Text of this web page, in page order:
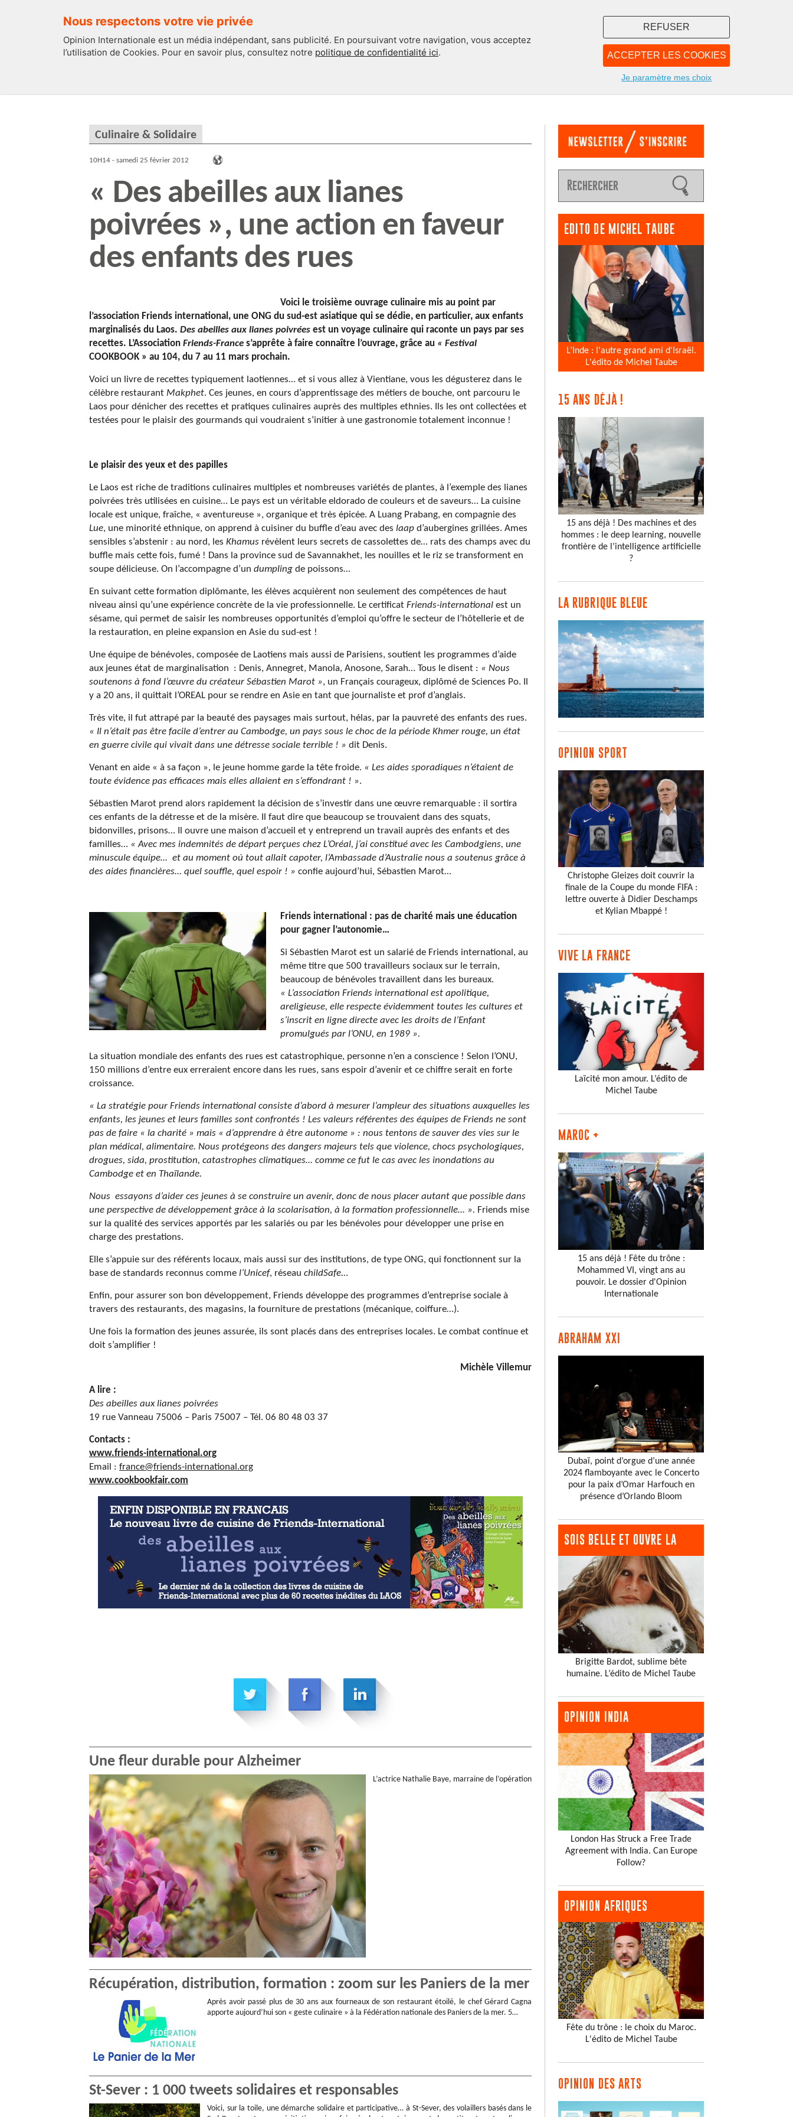
Nous respectons votre vie privée
Opinion Internationale est un média indépendant, sans publicité. En poursuivant votre navigation, vous acceptez
l’utilisation de Cookies. Pour en savoir plus, consultez notre politique de confidentialité ici. ACCEPTER LES COOKIES
REFUSER
Je paramètre mes choix
NOUS
Culinaire & Solidaire
10H14 - samedi 25 février 2012
« Des abeilles aux lianes
poivrées », une action en faveur
des enfants des rues
Voici le troisième ouvrage culinaire mis au point par
l’association Friends international, une ONG du sud-est asiatique qui se dédie, en particulier, aux enfants
marginalisés du Laos. Des abeilles aux lianes poivrées est un voyage culinaire qui raconte un pays par ses
recettes. L’Association Friends-France s’apprête à faire connaître l’ouvrage, grâce au « Festival
COOKBOOK » au 104, du 7 au 11 mars prochain.
Voici un livre de recettes typiquement laotiennes… et si vous allez à Vientiane, vous les dégusterez dans le
célèbre restaurant Makphet. Ces jeunes, en cours d’apprentissage des métiers de bouche, ont parcouru le
Laos pour dénicher des recettes et pratiques culinaires auprès des multiples ethnies. Ils les ont collectées et
testées pour le plaisir des gourmands qui voudraient s’initier à une gastronomie totalement inconnue !
Le plaisir des yeux et des papilles
Le Laos est riche de traditions culinaires multiples et nombreuses variétés de plantes, à l’exemple des lianes
poivrées très utilisées en cuisine… Le pays est un véritable eldorado de couleurs et de saveurs… La cuisine
locale est unique, fraîche, « aventureuse », organique et très épicée. A Luang Prabang, en compagnie des
Lue, une minorité ethnique, on apprend à cuisiner du buffle d’eau avec des laap d’aubergines grillées. Ames
sensibles s’abstenir : au nord, les Khamus révèlent leurs secrets de cassolettes de… rats des champs avec du
buffle mais cette fois, fumé ! Dans la province sud de Savannakhet, les nouilles et le riz se transforment en
soupe délicieuse. On l’accompagne d’un dumpling de poissons…
En suivant cette formation diplômante, les élèves acquièrent non seulement des compétences de haut
niveau ainsi qu’une expérience concrète de la vie professionnelle. Le certificat Friends-international est un
sésame, qui permet de saisir les nombreuses opportunités d’emploi qu’offre le secteur de l’hôtellerie et de
la restauration, en pleine expansion en Asie du sud-est !
Une équipe de bénévoles, composée de Laotiens mais aussi de Parisiens, soutient les programmes d’aide
aux jeunes état de marginalisation : Denis, Annegret, Manola, Anosone, Sarah… Tous le disent : « Nous
soutenons à fond l’œuvre du créateur Sébastien Marot », un Français courageux, diplômé de Sciences Po. Il
y a 20 ans, il quittait l’OREAL pour se rendre en Asie en tant que journaliste et prof d’anglais.
Très vite, il fut attrapé par la beauté des paysages mais surtout, hélas, par la pauvreté des enfants des rues.
« Il n’était pas être facile d’entrer au Cambodge, un pays sous le choc de la période Khmer rouge, un état
en guerre civile qui vivait dans une détresse sociale terrible ! » dit Denis.
Venant en aide « à sa façon », le jeune homme garde la tête froide. « Les aides sporadiques n’étaient de
toute évidence pas efficaces mais elles allaient en s’effondrant ! ».
Sébastien Marot prend alors rapidement la décision de s’investir dans une œuvre remarquable : il sortira
ces enfants de la détresse et de la misère. Il faut dire que beaucoup se trouvaient dans des squats,
bidonvilles, prisons… Il ouvre une maison d’accueil et y entreprend un travail auprès des enfants et des
familles… « Avec mes indemnités de départ perçues chez L’Oréal, j’ai constitué avec les Cambodgiens, une
minuscule équipe… et au moment où tout allait capoter, l’Ambassade d’Australie nous a soutenus grâce à
des aides financières… quel souffle, quel espoir ! » confie aujourd’hui, Sébastien Marot…
Friends international : pas de charité mais une éducation
pour gagner l’autonomie…
Si Sébastien Marot est un salarié de Friends international, au
même titre que 500 travailleurs sociaux sur le terrain,
beaucoup de bénévoles travaillent dans les bureaux.
« L’association Friends international est apolitique,
areligieuse, elle respecte évidemment toutes les cultures et
s’inscrit en ligne directe avec les droits de l’Enfant
promulgués par l’ONU, en 1989 ».
La situation mondiale des enfants des rues est catastrophique, personne n’en a conscience ! Selon l’ONU,
150 millions d’entre eux erreraient encore dans les rues, sans espoir d’avenir et ce chiffre serait en forte
croissance.
« La stratégie pour Friends international consiste d’abord à mesurer l’ampleur des situations auxquelles les
enfants, les jeunes et leurs familles sont confrontés ! Les valeurs référentes des équipes de Friends ne sont
pas de faire « la charité » mais « d’apprendre à être autonome » : nous tentons de sauver des vies sur le
plan médical, alimentaire. Nous protégeons des dangers majeurs tels que violence, chocs psychologiques,
drogues, sida, prostitution, catastrophes climatiques… comme ce fut le cas avec les inondations au
Cambodge et en Thaïlande.
Nous essayons d’aider ces jeunes à se construire un avenir, donc de nous placer autant que possible dans
une perspective de développement grâce à la scolarisation, à la formation professionnelle… ». Friends mise
sur la qualité des services apportés par les salariés ou par les bénévoles pour développer une prise en
charge des prestations.
Elle s’appuie sur des référents locaux, mais aussi sur des institutions, de type ONG, qui fonctionnent sur la
base de standards reconnus comme l’Unicef, réseau childSafe...
Enfin, pour assurer son bon développement, Friends développe des programmes d’entreprise sociale à
travers des restaurants, des magasins, la fourniture de prestations (mécanique, coiffure…).
Une fois la formation des jeunes assurée, ils sont placés dans des entreprises locales. Le combat continue et
doit s’amplifier !
Michèle Villemur
A lire :
Des abeilles aux lianes poivrées
19 rue Vanneau 75006 – Paris 75007 – Tél. 06 80 48 03 37
Contacts :
www.friends-international.org
Email : france@friends-international.org
www.cookbookfair.com
Une fleur durable pour Alzheimer
L’actrice Nathalie Baye, marraine de l’opération
Récupération, distribution, formation : zoom sur les Paniers de la mer
Après avoir passé plus de 30 ans aux fourneaux de son restaurant étoilé, le chef Gérard Cagna
apporte aujourd’hui son « geste culinaire » à la Fédération nationale des Paniers de la mer. 5…
St-Sever : 1 000 tweets solidaires et responsables
Voici, sur la toile, une démarche solidaire et participative… à St-Sever, des volaillers basés dans le
EDITO DE MICHEL TAUBE
L’Inde : l'autre grand ami d'Israël.
L'édito de Michel Taube
15 ANS DÉJÀ !
15 ans déjà ! Des machines et des
hommes : le deep learning, nouvelle
frontière de l’intelligence artificielle
?
LA RUBRIQUE BLEUE
OPINION SPORT
Christophe Gleizes doit couvrir la
finale de la Coupe du monde FIFA :
lettre ouverte à Didier Deschamps
et Kylian Mbappé !
VIVE LA FRANCE
Laïcité mon amour. L’édito de
Michel Taube
MAROC +
15 ans déjà ! Fête du trône :
Mohammed VI, vingt ans au
pouvoir. Le dossier d'Opinion
Internationale
ABRAHAM XXI
Dubaï, point d’orgue d’une année
2024 flamboyante avec le Concerto
pour la paix d’Omar Harfouch en
présence d’Orlando Bloom
SOIS BELLE ET OUVRE LA
Brigitte Bardot, sublime bête
humaine. L’édito de Michel Taube
OPINION INDIA
London Has Struck a Free Trade
Agreement with India. Can Europe
Follow?
OPINION AFRIQUES
Fête du trône : le choix du Maroc.
L'édito de Michel Taube
OPINION DES ARTS